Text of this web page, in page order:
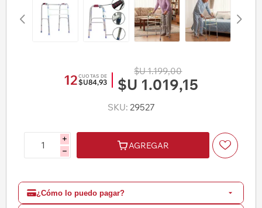
12 CUOTAS DE
$U84,93
$U 1.199,00
$U 1.019,15
SKU: 29527
i
h
AGREGAR
¿Cómo lo puedo pagar?